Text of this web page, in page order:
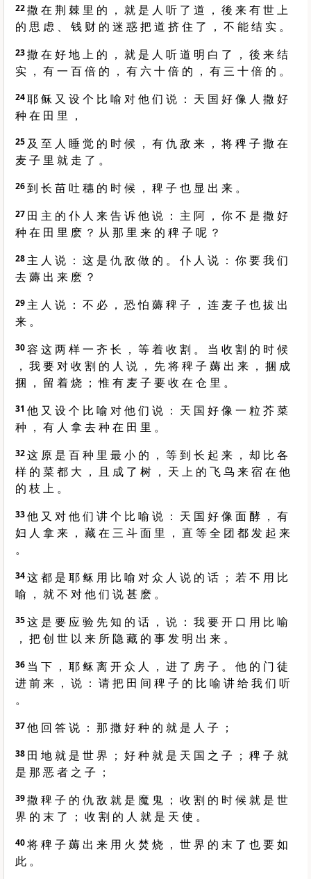
22撒 在 荆 棘 里 的 ， 就 是 人 听 了 道 ， 後 来 有 世 上
的 思 虑 、 钱 财 的 迷 惑 把 道 挤 住 了 ， 不 能 结 实 。
23撒 在 好 地 上 的 ， 就 是 人 听 道 明 白 了 ， 後 来 结
实 ， 有 一 百 倍 的 ， 有 六 十 倍 的 ， 有 三 十 倍 的 。
24耶 稣 又 设 个 比 喻 对 他 们 说 ： 天 国 好 像 人 撒 好
种 在 田 里 ，
25 及 至 人 睡 觉 的 时 候 ， 有 仇 敌 来 ， 将 稗 子 撒 在
麦 子 里 就 走 了 。
26到 长 苗 吐 穗 的 时 候 ， 稗 子 也 显 出 来 。
27 田 主 的 仆 人 来 告 诉 他 说 ： 主 阿 ， 你 不 是 撒 好
种 在 田 里 麽 ？ 从 那 里 来 的 稗 子 呢 ？
28 主 人 说 ： 这 是 仇 敌 做 的 。 仆 人 说 ： 你 要 我 们
去 薅 出 来 麽 ？
29 主 人 说 ： 不 必 ， 恐 怕 薅 稗 子 ， 连 麦 子 也 拔 出
来 。
30容 这 两 样 一 齐 长 ， 等 着 收 割 。 当 收 割 的 时 候
， 我 要 对 收 割 的 人 说 ， 先 将 稗 子 薅 出 来 ， 捆 成
捆 ， 留 着 烧 ； 惟 有 麦 子 要 收 在 仓 里 。
31 他 又 设 个 比 喻 对 他 们 说 ： 天 国 好 像 一 粒 芥 菜
种 ， 有 人 拿 去 种 在 田 里 。
32这 原 是 百 种 里 最 小 的 ， 等 到 长 起 来 ， 却 比 各
样 的 菜 都 大 ， 且 成 了 树 ， 天 上 的 飞 鸟 来 宿 在 他
的 枝 上 。
33他 又 对 他 们 讲 个 比 喻 说 ： 天 国 好 像 面 酵 ， 有
妇 人 拿 来 ， 藏 在 三 斗 面 里 ， 直 等 全 团 都 发 起 来
。
34这 都 是 耶 稣 用 比 喻 对 众 人 说 的 话 ； 若 不 用 比
喻 ， 就 不 对 他 们 说 甚 麽 。
35这 是 要 应 验 先 知 的 话 ， 说 ： 我 要 开 口 用 比 喻
， 把 创 世 以 来 所 隐 藏 的 事 发 明 出 来 。
36 当 下 ， 耶 稣 离 开 众 人 ， 进 了 房 子 。 他 的 门 徒
进 前 来 ， 说 ： 请 把 田 间 稗 子 的 比 喻 讲 给 我 们 听
。
37他 回 答 说 ： 那 撒 好 种 的 就 是 人 子 ；
38 田 地 就 是 世 界 ； 好 种 就 是 天 国 之 子 ； 稗 子 就
是 那 恶 者 之 子 ；
39撒 稗 子 的 仇 敌 就 是 魔 鬼 ； 收 割 的 时 候 就 是 世
界 的 末 了 ； 收 割 的 人 就 是 天 使 。
40将 稗 子 薅 出 来 用 火 焚 烧 ， 世 界 的 末 了 也 要 如
此 。